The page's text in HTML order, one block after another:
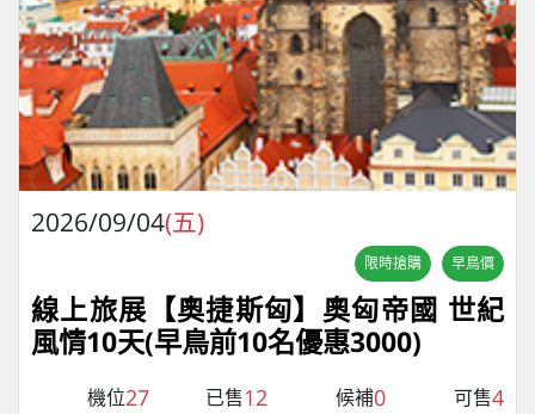
2026/09/04(五)
限時搶購 早鳥價
線上旅展【奧捷斯匈】奧匈帝國 世紀
風情10天(早鳥前10名優惠3000)
機位27 已售12 候補0 可售4